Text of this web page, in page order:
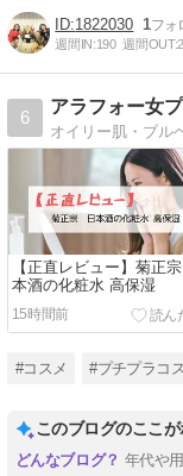
1822030 1
週間IN:190 週間OUT:
6
アラフォー女
【正直レビュー】菊正宗
本酒の化粧水 高保湿
15時間前
#コスメ #プチプラコ
このブログのここ
年代や